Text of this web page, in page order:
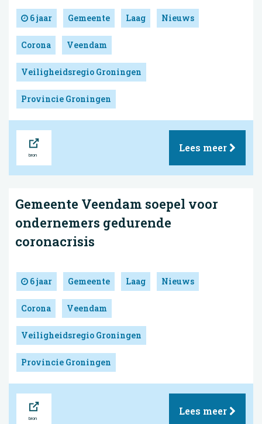
6 jaar Gemeente Laag Nieuws
Corona Veendam
Veiligheidsregio Groningen
Provincie Groningen
Lees meer
Gemeente Veendam soepel voor
ondernemers gedurende
coronacrisis
6 jaar Gemeente Laag Nieuws
Corona Veendam
Veiligheidsregio Groningen
Provincie Groningen
Lees meer